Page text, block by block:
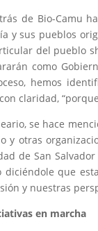
de Bio-Camu
y sus pueblos
del pueblo
como
hemos
claridad,
se hace
y otras
de San
diciéndole que
y nuestras
en marcha